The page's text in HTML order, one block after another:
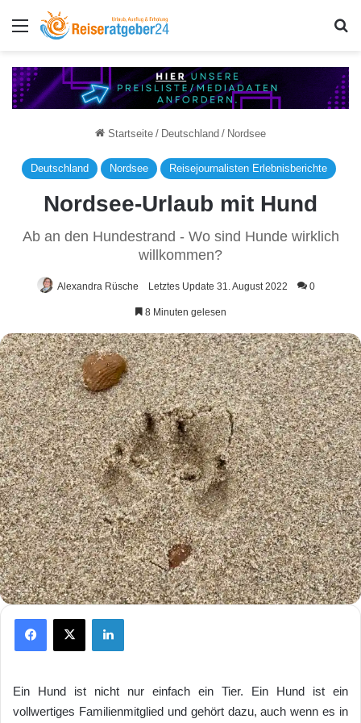
Menü
Startseite / Deutschland / Nordsee
Deutschland Nordsee Reisejournalisten Erlebnisberichte
Nordsee-Urlaub mit Hund
Ab an den Hundestrand - Wo sind Hunde wirklich
willkommen?
Alexandra Rüsche Letztes Update 31. August 2022 0
8 Minuten gelesen
X
Ein Hund ist nicht nur einfach ein Tier. Ein Hund ist ein
vollwertiges Familienmitglied und gehört dazu, auch wenn es in